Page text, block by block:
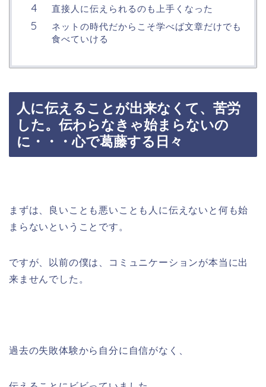
直接人に伝えられるのも上手くなった
ネットの時代だからこそ学べば文章だけでも
食べていける
人に伝えることが出来なくて、苦労
した。伝わらなきゃ始まらないの
に・・・心で葛藤する日々
まずは、良いことも悪いことも人に伝えないと何も始
まらないということです。
ですが、以前の僕は、コミュニケーションが本当に出
来ませんでした。
過去の失敗体験から自分に自信がなく、